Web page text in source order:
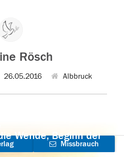
Rösch
26.05.2016 Albbruck
Wende, Beginn der
Missbrauch